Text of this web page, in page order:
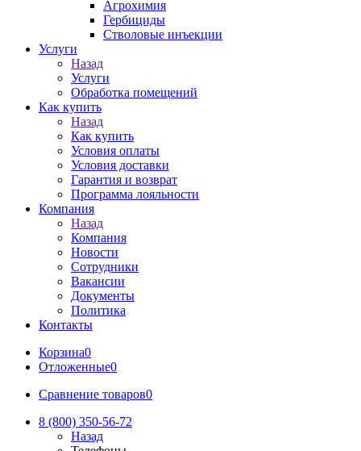
Агрохимия
Гербициды
Стволовые инъекции
Услуги
Назад
Услуги
Обработка помещений
Как купить
Назад
Как купить
Условия оплаты
Условия доставки
Гарантия и возврат
Программа лояльности
Компания
Назад
Компания
Новости
Сотрудники
Вакансии
Документы
Политика
Контакты
Корзина0
Отложенные0
Сравнение товаров0
8 (800) 350-56-72
Назад